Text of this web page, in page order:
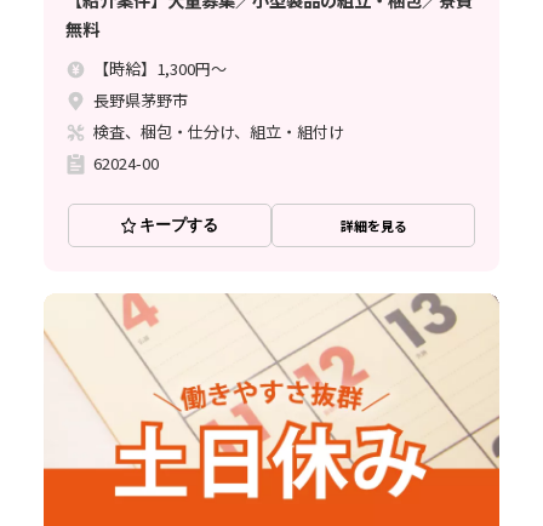
無料
【時給】1,300円～
長野県茅野市
検査、梱包・仕分け、組立・組付け
62024-00
キープする 詳細を見る